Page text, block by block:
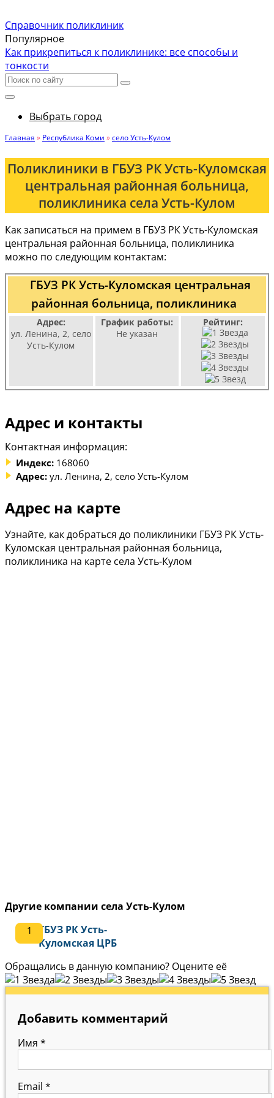
Справочник поликлиник
Популярное
Как прикрепиться к поликлинике: все способы и
тонкости
Выбрать город
Главная » Республика Коми »село Усть-Кулом
Поликлиники в ГБУЗ РК Усть-Куломская
центральная районная больница,
поликлиника села Усть-Кулом
Как записаться на примем в ГБУЗ РК Усть-Куломская
центральная районная больница, поликлиника
можно по следующим контактам:
ГБУЗ РК Усть-Куломская центральная
районная больница, поликлиника
Адрес:
ул. Ленина, 2, село
Усть-Кулом
График работы:
Не указан
Рейтинг:
Адрес и контакты
Контактная информация:
Индекс: 168060
Адрес: ул. Ленина, 2, село Усть-Кулом
Адрес на карте
Узнайте, как добраться до поликлиники ГБУЗ РК Усть-
Куломская центральная районная больница,
поликлиника на карте села Усть-Кулом
Другие компании села Усть-Кулом
ГБУЗ РК Усть-
Куломская ЦРБ
Обращались в данную компанию? Оцените её
Добавить комментарий
Имя *
Email *